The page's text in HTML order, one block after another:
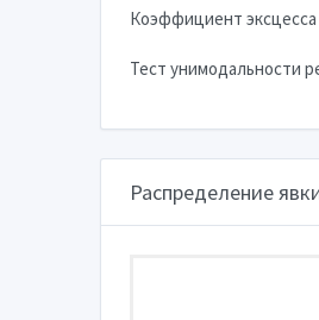
Коэффициент
Тест унимодальности
Распределение